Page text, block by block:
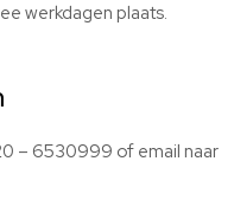
werkdagen plaats.
– 6530999 of email naar